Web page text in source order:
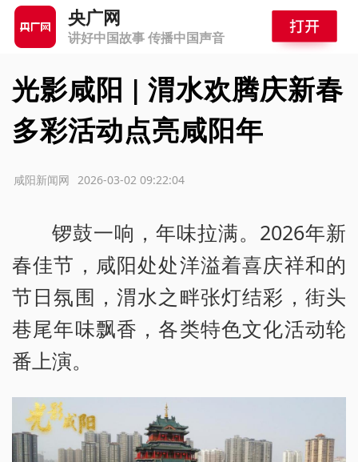
央广网
讲好中国故事 传播中国声音
光影咸阳 | 渭水欢腾庆新春
多彩活动点亮咸阳年
2026-03-02 09:22:04
咸阳新闻网
锣鼓一响，年味拉满。2026年新
春佳节，咸阳处处洋溢着喜庆祥和的
节日氛围，渭水之畔张灯结彩，街头
巷尾年味飘香，各类特色文化活动轮
番上演。